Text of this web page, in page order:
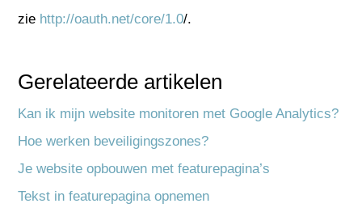
zie http://oauth.net/core/1.0/.
Gerelateerde artikelen
Kan ik mijn website monitoren met Google Analytics?
Hoe werken beveiligingszones?
Je website opbouwen met featurepagina’s
Tekst in featurepagina opnemen